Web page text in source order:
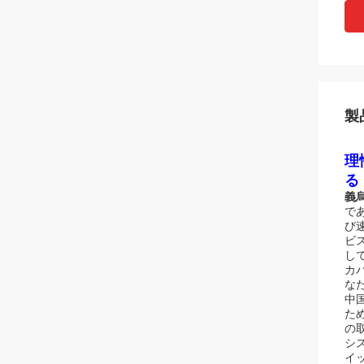
製
理
る
義
で
び
ビ
し
カ
な
中
た
の
シ
イ